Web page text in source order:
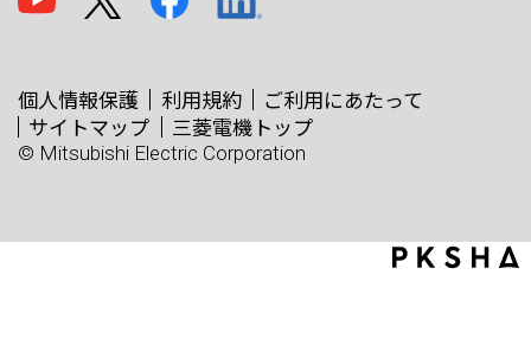
個人情報保護 利用規約
ご利用にあたって
サイトマップ
三菱電機トップ
© Mitsubishi Electric Corporation